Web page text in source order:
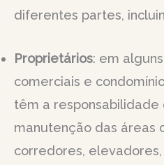
diferentes partes,
Proprietários: em
comerciais e
têm a responsabilidade
manutenção das áreas
corredores,